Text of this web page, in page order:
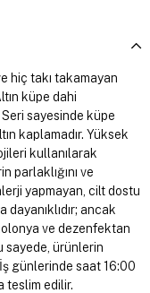
hiç takı takamayan
küpe dahi
sayesinde küpe
kaplamadır. Yüksek
kullanılarak
parlaklığını ve
alerji yapmayan, cilt dostu
ancak
ve dezenfektan
sayede, ürünlerin
günlerinde saat 16:00
teslim edilir.